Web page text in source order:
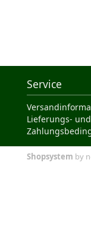
Service
Lieferungs- und
Shopsystem by